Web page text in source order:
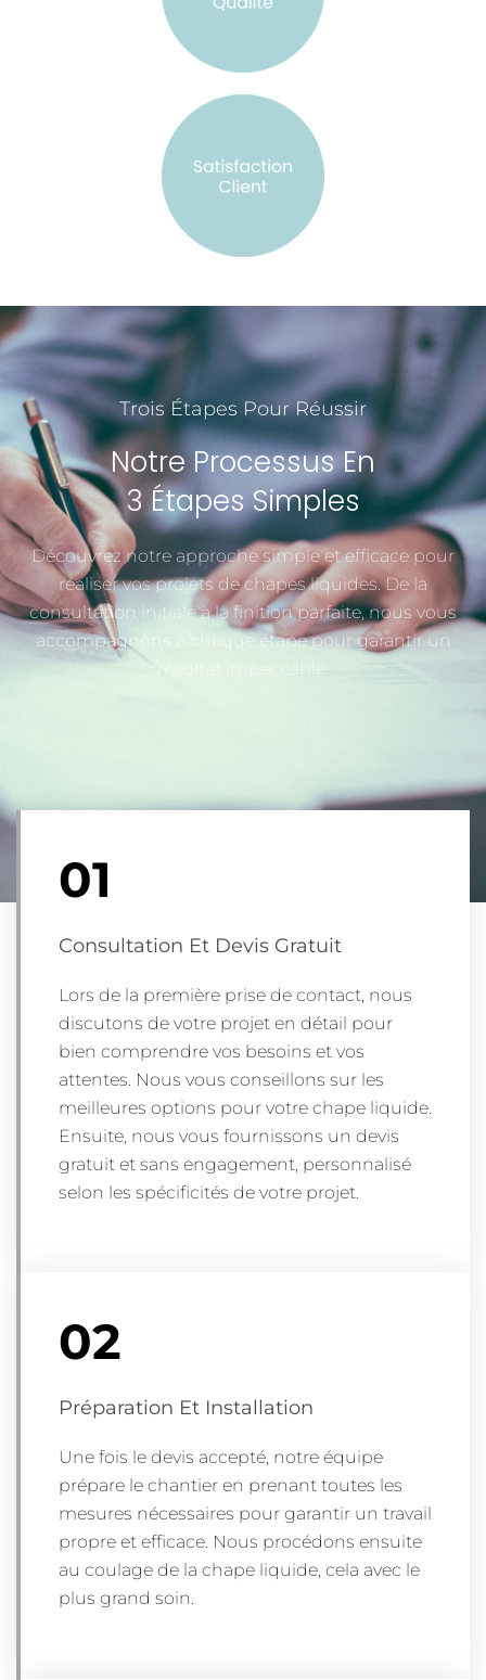
Trois Étapes Pour Réussir
Notre Processus En
3 Étapes Simples
Découvrez notre approche simple et efficace pour
réaliser vos projets de chapes liquides. De la
consultation initiale à la finition parfaite, nous vous
accompagnons à chaque étape pour garantir un
résultat impeccable.
01
Consultation Et Devis Gratuit
Lors de la première prise de contact, nous
discutons de votre projet en détail pour
bien comprendre vos besoins et vos
attentes. Nous vous conseillons sur les
meilleures options pour votre chape liquide.
Ensuite, nous vous fournissons un devis
gratuit et sans engagement, personnalisé
selon les spécificités de votre projet.
02
Préparation Et Installation
Une fois le devis accepté, notre équipe
prépare le chantier en prenant toutes les
mesures nécessaires pour garantir un travail
propre et efficace. Nous procédons ensuite
au coulage de la chape liquide, cela avec le
plus grand soin.